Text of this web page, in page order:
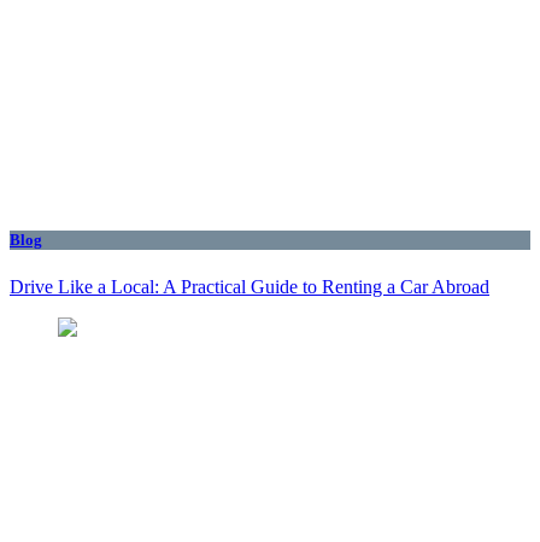
Blog
Drive Like a Local: A Practical Guide to Renting a Car Abroad